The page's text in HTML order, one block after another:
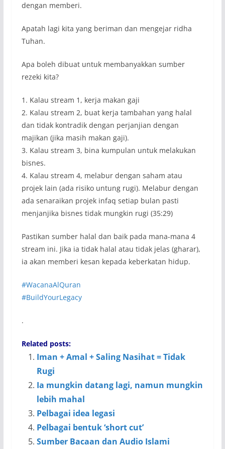
dengan memberi.
Apatah lagi kita yang beriman dan mengejar ridha
Tuhan.
Apa boleh dibuat untuk membanyakkan sumber
rezeki kita?
1. Kalau stream 1, kerja makan gaji
2. Kalau stream 2, buat kerja tambahan yang halal
dan tidak kontradik dengan perjanjian dengan
majikan (jika masih makan gaji).
3. Kalau stream 3, bina kumpulan untuk melakukan
bisnes.
4. Kalau stream 4, melabur dengan saham atau
projek lain (ada risiko untung rugi). Melabur dengan
ada senaraikan projek infaq setiap bulan pasti
menjanjika bisnes tidak mungkin rugi (35:29)
Pastikan sumber halal dan baik pada mana-mana 4
stream ini. Jika ia tidak halal atau tidak jelas (gharar),
ia akan memberi kesan kepada keberkatan hidup.
#WacanaAlQuran
#BuildYourLegacy
.
Related posts:
Iman + Amal + Saling Nasihat = Tidak
Rugi
Ia mungkin datang lagi, namun mungkin
lebih mahal
Pelbagai idea legasi
Pelbagai bentuk ‘short cut’
Sumber Bacaan dan Audio Islami